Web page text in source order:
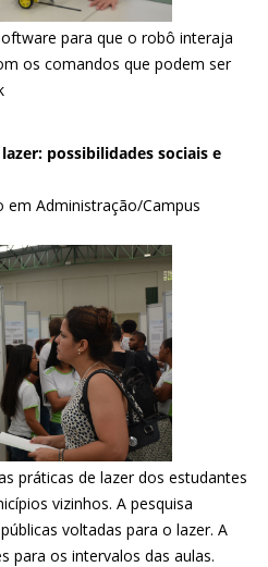
para que o robô interaja
os comandos que podem ser
possibilidades sociais e
em Administração/Campus
práticas de lazer dos estudantes
vizinhos. A pesquisa
voltadas para o lazer. A
para os intervalos das aulas.